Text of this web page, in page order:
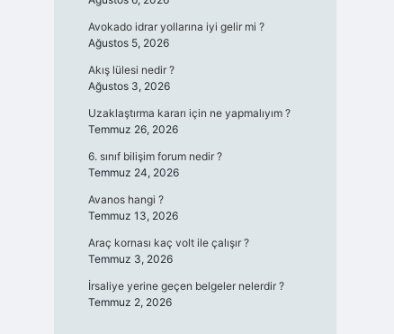
Avokado idrar yollarına iyi gelir mi ?
Ağustos 5, 2026
Akış lülesi nedir ?
Ağustos 3, 2026
Uzaklaştırma kararı için ne yapmalıyım ?
Temmuz 26, 2026
6. sınıf bilişim forum nedir ?
Temmuz 24, 2026
Avanos hangi ?
Temmuz 13, 2026
Araç kornası kaç volt ile çalışır ?
Temmuz 3, 2026
İrsaliye yerine geçen belgeler nelerdir ?
Temmuz 2, 2026